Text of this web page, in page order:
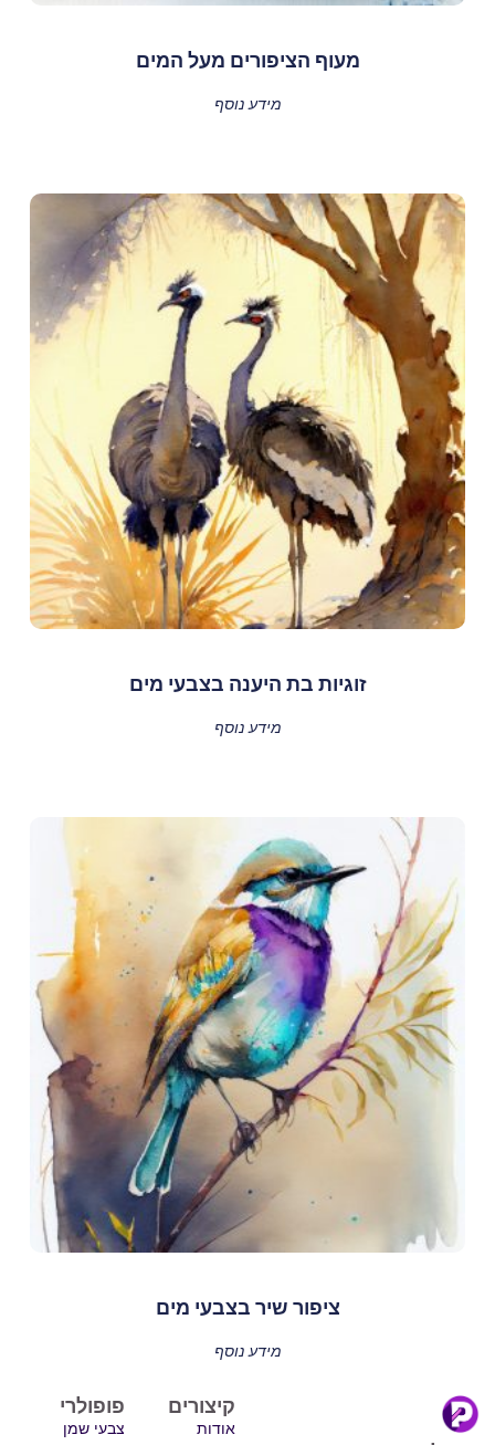
מעוף הציפורים מעל המים
מידע נוסף
זוגיות בת היענה בצבעי מים
מידע נוסף
ציפור שיר בצבעי מים
מידע נוסף
קיצורים
אודות
פופולרי
צבעי שמן